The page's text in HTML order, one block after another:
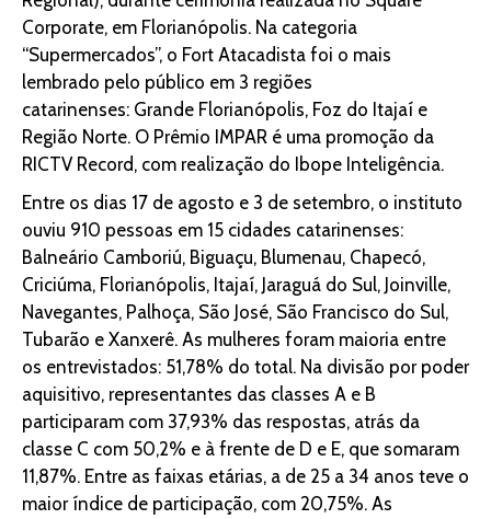
Corporate, em Florianópolis. Na categoria
“Supermercados”, o Fort Atacadista foi o mais
lembrado pelo público em 3 regiões
catarinenses: Grande Florianópolis, Foz do Itajaí e
Região Norte. O Prêmio IMPAR é uma promoção da
RICTV Record, com realização do Ibope Inteligência.
Entre os dias 17 de agosto e 3 de setembro, o instituto
ouviu 910 pessoas em 15 cidades catarinenses:
Balneário Camboriú, Biguaçu, Blumenau, Chapecó,
Criciúma, Florianópolis, Itajaí, Jaraguá do Sul, Joinville,
Navegantes, Palhoça, São José, São Francisco do Sul,
Tubarão e Xanxerê. As mulheres foram maioria entre
os entrevistados: 51,78% do total. Na divisão por poder
aquisitivo, representantes das classes A e B
participaram com 37,93% das respostas, atrás da
classe C com 50,2% e à frente de D e E, que somaram
11,87%. Entre as faixas etárias, a de 25 a 34 anos teve o
maior índice de participação, com 20,75%. As